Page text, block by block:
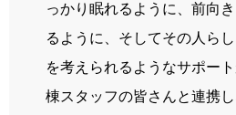
っかり眠れるように、前向
るように、そしてその人ら
を考えられるようなサポー
棟スタッフの皆さんと連携